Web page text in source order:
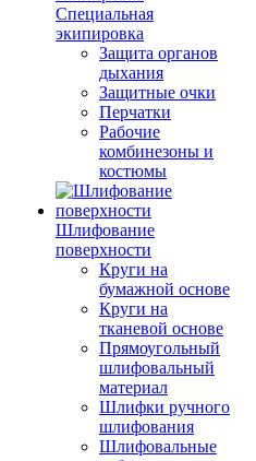
Специальная
экипировка
Защита органов
дыхания
Защитные очки
Перчатки
Рабочие
комбинезоны и
костюмы
Шлифование
поверхности
Круги на
бумажной основе
Круги на
тканевой основе
Прямоугольный
шлифовальный
материал
Шлифки ручного
шлифования
Шлифовальные